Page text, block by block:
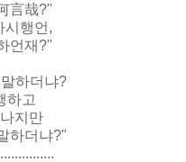
言哉?"
시행언,
언재?"
하더냐?
하고
지만
하더냐?"